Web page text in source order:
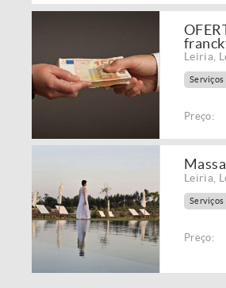
Leiria
Serviços
Preço:
Leiria
Serviços
Preço: